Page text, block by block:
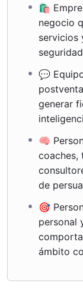
🛍️
negocio
servicios
💬
generar
🧠
coaches,
de
🎯
personal
ámbito